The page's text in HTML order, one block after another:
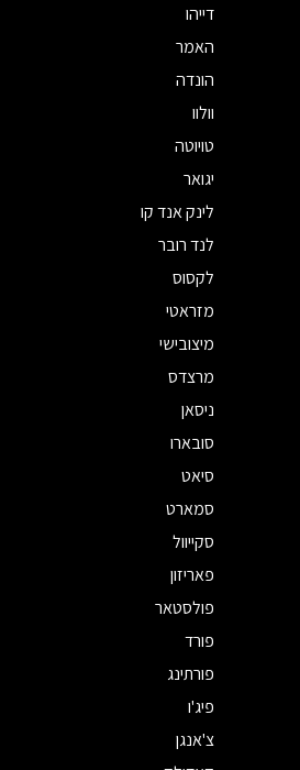
דייהו
האמר
הונדה
וולוו
טויוטה
יגואר
לינק אנד קו
לנד רובר
לקסוס
מזראטי
מיצובישי
מרצדס
ניסאן
סובארו
סיאט
סמארט
סקייוול
פאריזון
פולסטאר
פורד
פורתינג
פיג'ו
צ'אנגן